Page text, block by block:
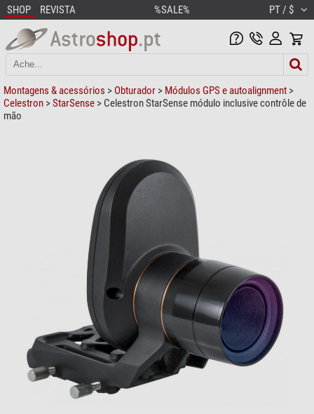
SHOP REVISTA %SALE% PT / $
Montagens & acessórios > Obturador > Módulos GPS e autoalignment >
Celestron >StarSense > Celestron StarSense módulo inclusive contrôle de
mão